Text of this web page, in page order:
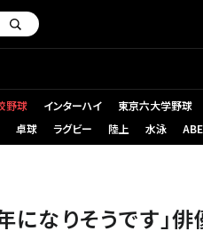
野球 インターハイ 東京六大学野球
卓球 ラグビー 陸上 水泳
になりそうです」